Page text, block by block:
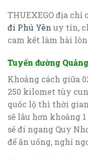
THUEXEGO địa chỉ
đi Phú Yên uy tín,
cam kết làm hài
Tuyến đường
Khoảng cách giữa
250 kilomet tùy
quốc lộ thì thời
sẽ lâu hơn khoảng
sẽ đi ngang Quy
để ăn uống, nghỉ